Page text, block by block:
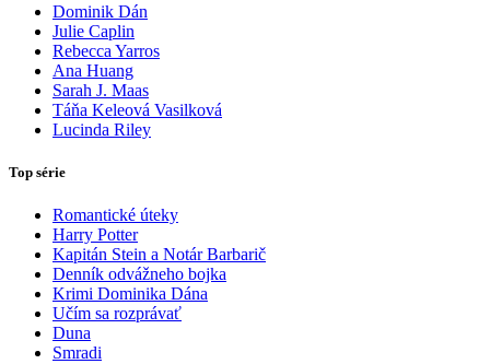
Dominik Dán
Julie Caplin
Rebecca Yarros
Ana Huang
Sarah J. Maas
Táňa Keleová Vasilková
Lucinda Riley
Top série
Romantické úteky
Harry Potter
Kapitán Stein a Notár Barbarič
Denník odvážneho bojka
Krimi Dominika Dána
Učím sa rozprávať
Duna
Smradi